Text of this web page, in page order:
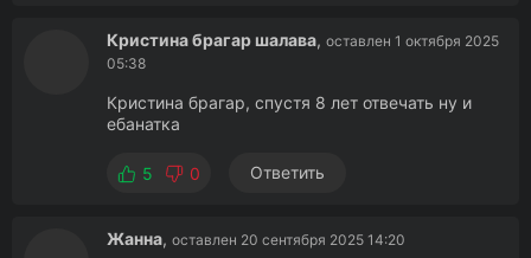
Кристина брагар шалава, оставлен 1 октября 2025
05:38
Кристина брагар, спустя 8 лет отвечать ну и
ебанатка
5 0 Ответить
Жанна, оставлен 20 сентября 2025 14:20